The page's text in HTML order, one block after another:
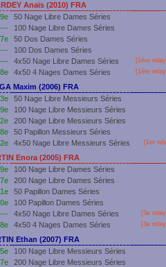
Anaïs (2010) FRA
50 Nage Libre Dames Séries
---
100 Nage Libre Dames Séries
50 Dos Dames Séries
---
100 Dos Dames Séries
---
4x50 Nage Libre Dames Séries [1ère
8e 4x50 4 Nages Dames Séries [1ère
Maxim (2006) FRA
50 Nage Libre Messieurs Séries
9e
100 Nage Libre Messieurs Séries
200 Nage Libre Messieurs Séries
50 Papillon Messieurs Séries
2e
4x50 Nage Libre Messieurs Séries [1er
Enora (2005) FRA
100 Nage Libre Dames Séries
200 Nage Libre Dames Séries
50 Papillon Dames Séries
100 Papillon Dames Séries
---
4x50 Nage Libre Dames Séries [3e
8e 4x50 4 Nages Dames Séries [3e
Ethan (2007) FRA
100 Nage Libre Messieurs Séries
200 Nage Libre Messieurs Séries